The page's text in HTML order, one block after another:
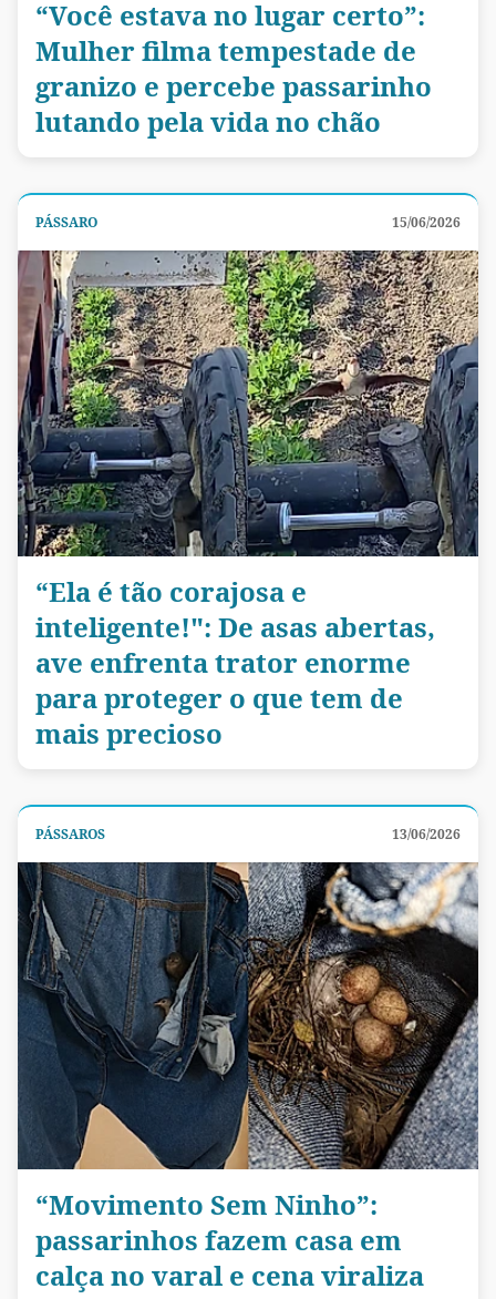
“Você estava no lugar certo”:
Mulher filma tempestade de
granizo e percebe passarinho
lutando pela vida no chão
PÁSSARO 15/06/2026
“Ela é tão corajosa e
inteligente!": De asas abertas,
ave enfrenta trator enorme
para proteger o que tem de
mais precioso
PÁSSAROS 13/06/2026
“Movimento Sem Ninho”:
passarinhos fazem casa em
calça no varal e cena viraliza